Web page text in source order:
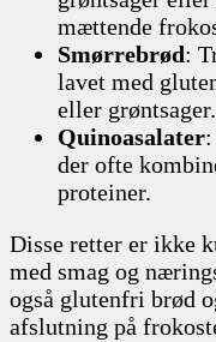
mættende
Smørrebrød:
lavet med
eller grøntsager.
Quinoasalater
der ofte
proteiner.
Disse retter er ikke
med smag og
også glutenfri brød
afslutning på